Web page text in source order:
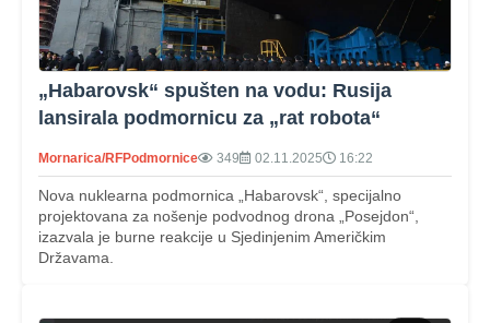
„Habarovsk“ spušten na vodu: Rusija
lansirala podmornicu za „rat robota“
Mornarica/RFPodmornice 349 02.11.2025 16:22
Nova nuklearna podmornica „Habarovsk“, specijalno
projektovana za nošenje podvodnog drona „Posejdon“,
izazvala je burne reakcije u Sjedinjenim Američkim
Državama.